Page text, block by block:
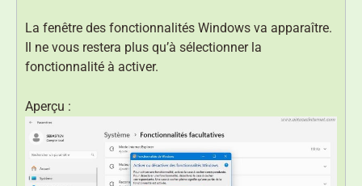
La fenêtre des fonctionnalités Windows va apparaître.
Il ne vous restera plus qu’à sélectionner la
fonctionnalité à activer.
Aperçu :